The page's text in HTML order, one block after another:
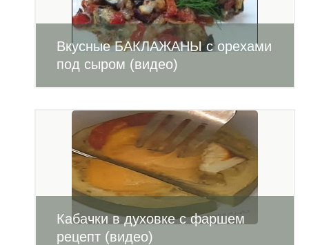
Вкусные БАКЛАЖАНЫ с орехами
под сыром (видео)
Кабачки в духовке с фаршем
рецепт (видео)